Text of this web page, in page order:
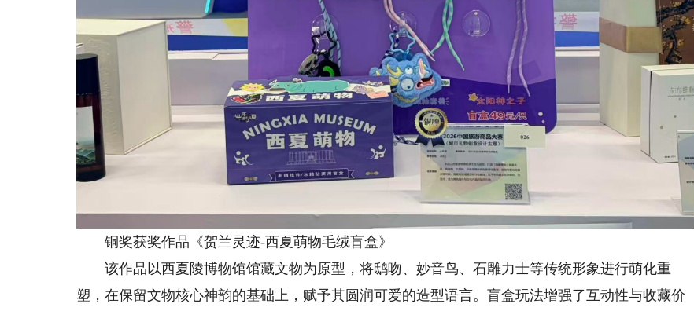
铜奖获奖作品《贺兰灵迹-西夏萌物毛绒盲盒》
该作品以西夏陵博物馆馆藏文物为原型，将鸱吻、妙音鸟、石雕力士等传统形象进行萌化重
塑，在保留文物核心神韵的基础上，赋予其圆润可爱的造型语言。盲盒玩法增强了互动性与收藏价